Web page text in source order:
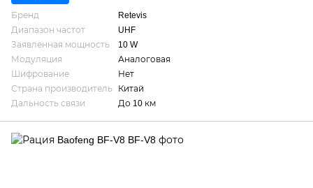
Бренд
Retevis
Диапазон частот
UHF
Заявленная мощность
10 W
Модуляция
Аналоговая
Шифрование
Нет
Страна производитель
Китай
Дальность связи
До 10 км